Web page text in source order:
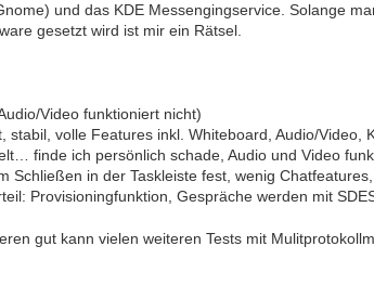
und das KDE Messengingservice. Solange
gesetzt wird ist mir ein Rätsel.
Video funktioniert nicht)
stabil, volle Features inkl. Whiteboard, Audio/Video,
finde ich persönlich schade, Audio und Video
Schließen in der Taskleiste fest, wenig
Provisioningfunktion, Gespräche werden mit
gut kann vielen weiteren Tests mit